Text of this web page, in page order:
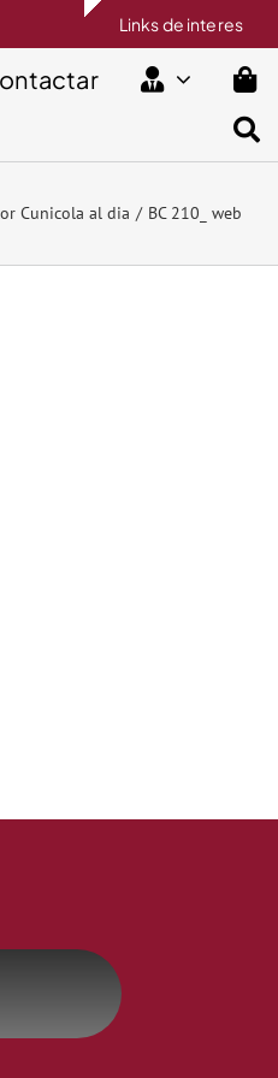
Links de interes
Cunicola al dia BC 210_ web